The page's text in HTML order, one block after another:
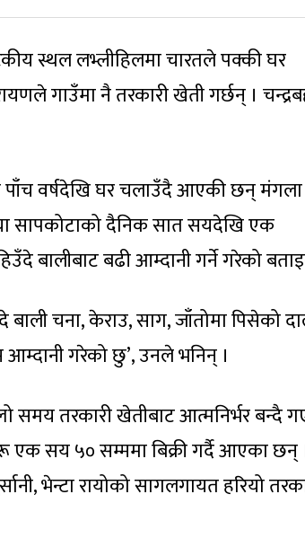
स्थल लभ्लीहिलमा चारतले पक्की घर
गाउँमा नै तरकारी खेती गर्छन् ।
वर्षदेखि घर चलाउँदै आएकी छन् मंगला
सापकोटाको दैनिक सात सयदेखि एक
बालीबाट बढी आम्दानी गर्ने गरेको
चना, केराउ, साग, जाँतोमा पिसेको
गरेको छु’, उनले भनिन् ।
समय तरकारी खेतीबाट आत्मनिर्भर बन्दै
सय ५० सम्ममा बिक्री गर्दै आएका छन्
भेन्टा रायोको सागलगायत हरियो